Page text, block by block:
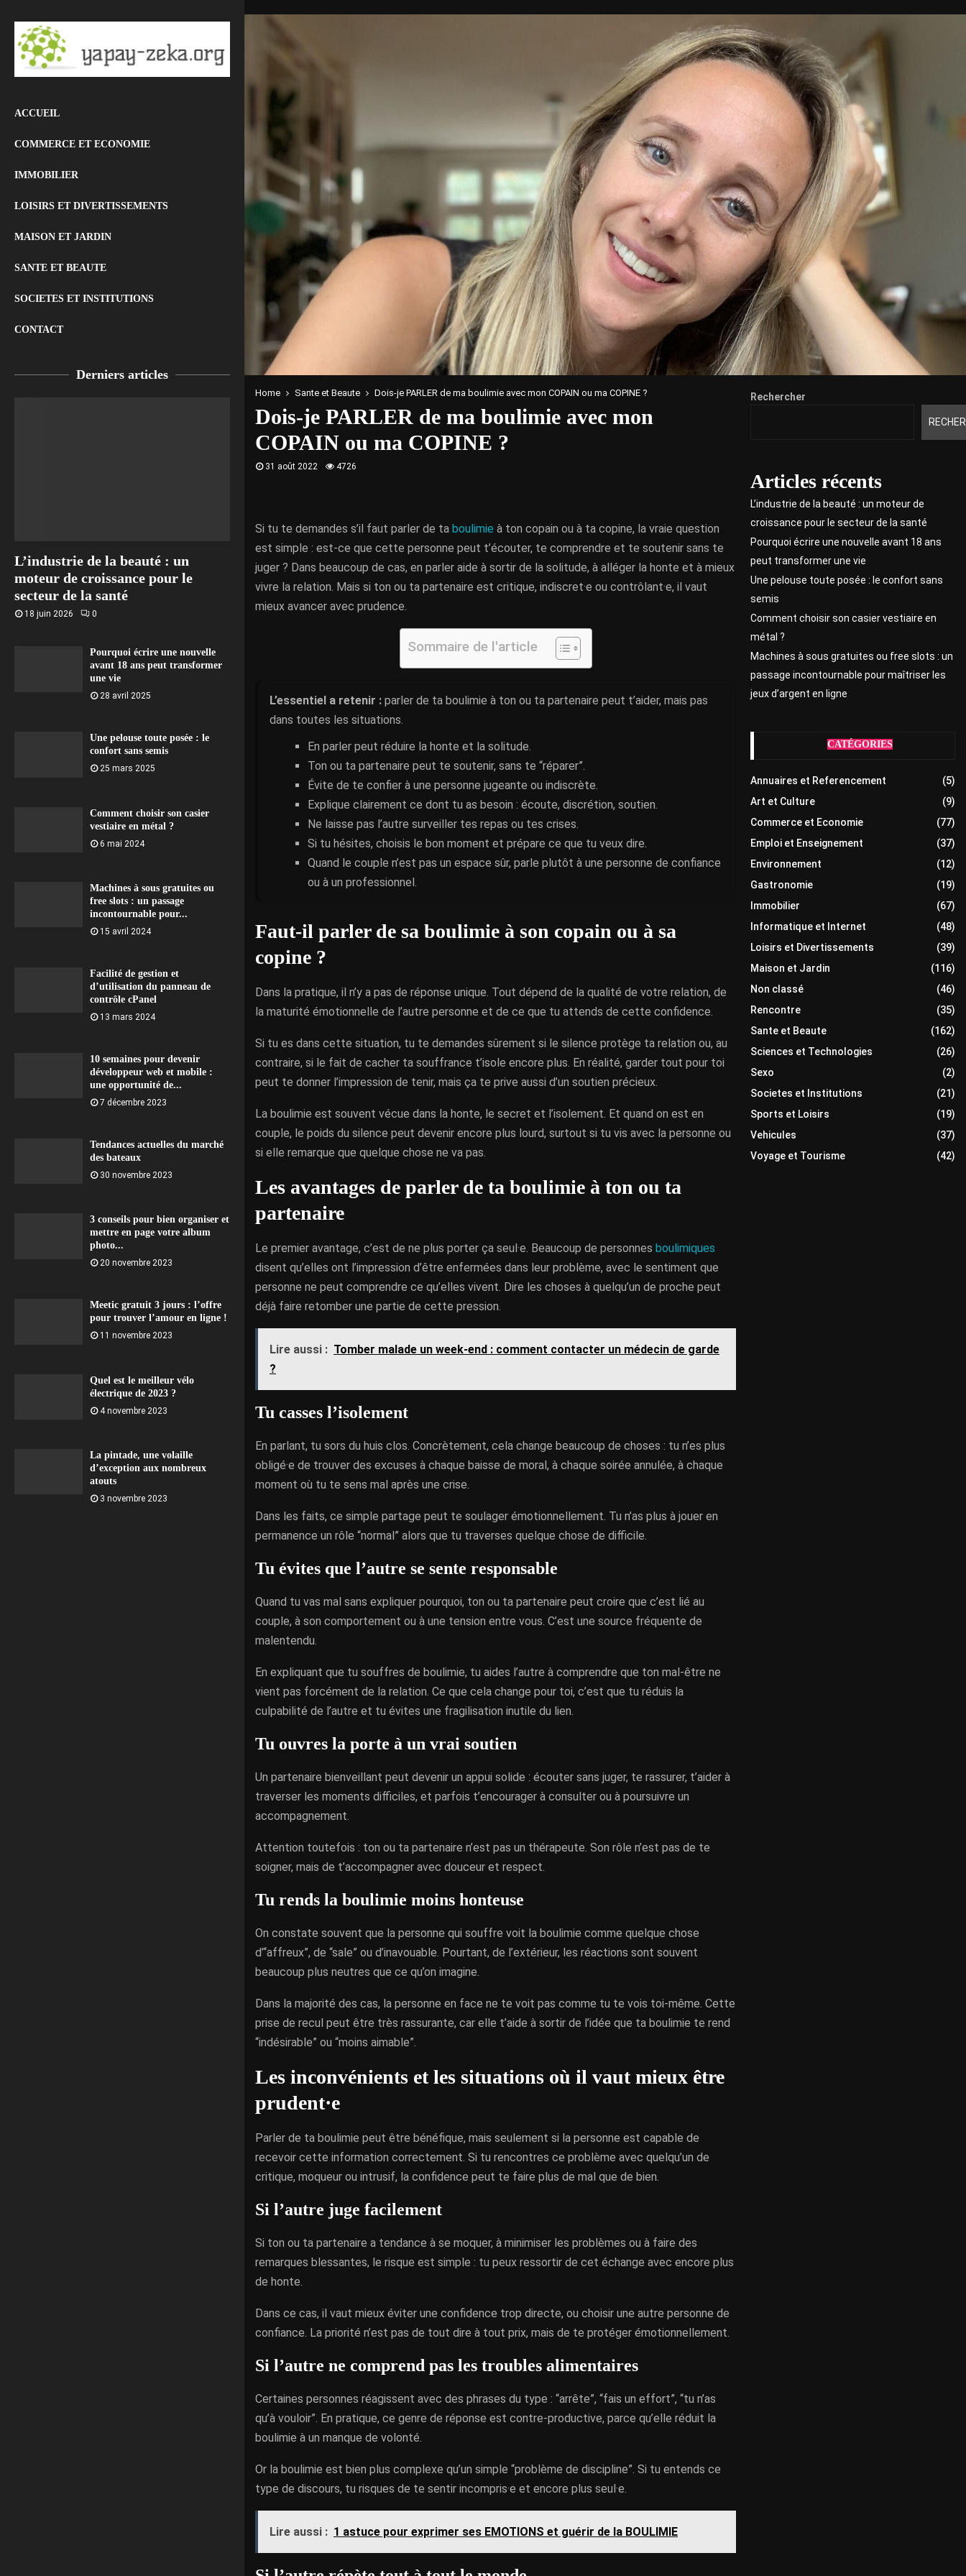
ACCUEIL
COMMERCE ET ECONOMIE
IMMOBILIER
LOISIRS ET DIVERTISSEMENTS
MAISON ET JARDIN
SANTE ET BEAUTE
SOCIETES ET INSTITUTIONS
CONTACT
Derniers articles
L’industrie de la beauté : un
moteur de croissance pour le
secteur de la santé
18 juin 2026 0
Pourquoi écrire une nouvelle
avant 18 ans peut transformer
une vie
28 avril 2025
Une pelouse toute posée : le
confort sans semis
25 mars 2025
Comment choisir son casier
vestiaire en métal ?
6 mai 2024
Machines à sous gratuites ou
free slots : un passage
incontournable pour...
15 avril 2024
Facilité de gestion et
d’utilisation du panneau de
contrôle cPanel
13 mars 2024
10 semaines pour devenir
développeur web et mobile :
une opportunité de...
7 décembre 2023
Tendances actuelles du marché
des bateaux
30 novembre 2023
3 conseils pour bien organiser et
mettre en page votre album
photo...
20 novembre 2023
Meetic gratuit 3 jours : l’offre
pour trouver l’amour en ligne !
11 novembre 2023
Quel est le meilleur vélo
électrique de 2023 ?
4 novembre 2023
La pintade, une volaille
d’exception aux nombreux
atouts
3 novembre 2023
Home Sante et Beaute Dois-je PARLER de ma boulimie avec mon COPAIN ou ma COPINE ?
Dois-je PARLER de ma boulimie avec mon
COPAIN ou ma COPINE ?
31 août 2022 4726
Si tu te demandes s’il faut parler de ta boulimie à ton copain ou à ta copine, la vraie question
est simple : est-ce que cette personne peut t’écouter, te comprendre et te soutenir sans te
juger ? Dans beaucoup de cas, en parler aide à sortir de la solitude, à alléger la honte et à mieux
vivre la relation. Mais si ton ou ta partenaire est critique, indiscret·e ou contrôlant·e, il vaut
mieux avancer avec prudence.
Sommaire de l'article
L’essentiel a retenir : parler de ta boulimie à ton ou ta partenaire peut t’aider, mais pas
dans toutes les situations.
En parler peut réduire la honte et la solitude.
Ton ou ta partenaire peut te soutenir, sans te “réparer”.
Évite de te confier à une personne jugeante ou indiscrète.
Explique clairement ce dont tu as besoin : écoute, discrétion, soutien.
Ne laisse pas l’autre surveiller tes repas ou tes crises.
Si tu hésites, choisis le bon moment et prépare ce que tu veux dire.
Quand le couple n’est pas un espace sûr, parle plutôt à une personne de confiance
ou à un professionnel.
Faut-il parler de sa boulimie à son copain ou à sa
copine ?
Dans la pratique, il n’y a pas de réponse unique. Tout dépend de la qualité de votre relation, de
la maturité émotionnelle de l’autre personne et de ce que tu attends de cette confidence.
Si tu es dans cette situation, tu te demandes sûrement si le silence protège ta relation ou, au
contraire, si le fait de cacher ta souffrance t’isole encore plus. En réalité, garder tout pour toi
peut te donner l’impression de tenir, mais ça te prive aussi d’un soutien précieux.
La boulimie est souvent vécue dans la honte, le secret et l’isolement. Et quand on est en
couple, le poids du silence peut devenir encore plus lourd, surtout si tu vis avec la personne ou
si elle remarque que quelque chose ne va pas.
Les avantages de parler de ta boulimie à ton ou ta
partenaire
Le premier avantage, c’est de ne plus porter ça seul·e. Beaucoup de personnes boulimiques
disent qu’elles ont l’impression d’être enfermées dans leur problème, avec le sentiment que
personne ne peut comprendre ce qu’elles vivent. Dire les choses à quelqu’un de proche peut
déjà faire retomber une partie de cette pression.
Lire aussi : Tomber malade un week-end : comment contacter un médecin de garde
?
Tu casses l’isolement
En parlant, tu sors du huis clos. Concrètement, cela change beaucoup de choses : tu n’es plus
obligé·e de trouver des excuses à chaque baisse de moral, à chaque soirée annulée, à chaque
moment où tu te sens mal après une crise.
Dans les faits, ce simple partage peut te soulager émotionnellement. Tu n’as plus à jouer en
permanence un rôle “normal” alors que tu traverses quelque chose de difficile.
Tu évites que l’autre se sente responsable
Quand tu vas mal sans expliquer pourquoi, ton ou ta partenaire peut croire que c’est lié au
couple, à son comportement ou à une tension entre vous. C’est une source fréquente de
malentendu.
En expliquant que tu souffres de boulimie, tu aides l’autre à comprendre que ton mal-être ne
vient pas forcément de la relation. Ce que cela change pour toi, c’est que tu réduis la
culpabilité de l’autre et tu évites une fragilisation inutile du lien.
Tu ouvres la porte à un vrai soutien
Un partenaire bienveillant peut devenir un appui solide : écouter sans juger, te rassurer, t’aider à
traverser les moments difficiles, et parfois t’encourager à consulter ou à poursuivre un
accompagnement.
Attention toutefois : ton ou ta partenaire n’est pas un thérapeute. Son rôle n’est pas de te
soigner, mais de t’accompagner avec douceur et respect.
Tu rends la boulimie moins honteuse
On constate souvent que la personne qui souffre voit la boulimie comme quelque chose
d’“affreux”, de “sale” ou d’inavouable. Pourtant, de l’extérieur, les réactions sont souvent
beaucoup plus neutres que ce qu’on imagine.
Dans la majorité des cas, la personne en face ne te voit pas comme tu te vois toi-même. Cette
prise de recul peut être très rassurante, car elle t’aide à sortir de l’idée que ta boulimie te rend
“indésirable” ou “moins aimable”.
Les inconvénients et les situations où il vaut mieux être
prudent·e
Parler de ta boulimie peut être bénéfique, mais seulement si la personne est capable de
recevoir cette information correctement. Si tu rencontres ce problème avec quelqu’un de
critique, moqueur ou intrusif, la confidence peut te faire plus de mal que de bien.
Si l’autre juge facilement
Si ton ou ta partenaire a tendance à se moquer, à minimiser les problèmes ou à faire des
remarques blessantes, le risque est simple : tu peux ressortir de cet échange avec encore plus
de honte.
Dans ce cas, il vaut mieux éviter une confidence trop directe, ou choisir une autre personne de
confiance. La priorité n’est pas de tout dire à tout prix, mais de te protéger émotionnellement.
Si l’autre ne comprend pas les troubles alimentaires
Certaines personnes réagissent avec des phrases du type : “arrête”, “fais un effort”, “tu n’as
qu’à vouloir”. En pratique, ce genre de réponse est contre-productive, parce qu’elle réduit la
boulimie à un manque de volonté.
Or la boulimie est bien plus complexe qu’un simple “problème de discipline”. Si tu entends ce
type de discours, tu risques de te sentir incompris·e et encore plus seul·e.
Lire aussi : 1 astuce pour exprimer ses EMOTIONS et guérir de la BOULIMIE
Rechercher
Articles récents
L’industrie de la beauté : un moteur de
croissance pour le secteur de la santé
Pourquoi écrire une nouvelle avant 18 ans
peut transformer une vie
Une pelouse toute posée : le confort sans
semis
Comment choisir son casier vestiaire en
métal ?
Machines à sous gratuites ou free slots : un
passage incontournable pour maîtriser les
jeux d’argent en ligne
CATÉGORIES
Annuaires et Referencement
(5)
Art et Culture
(9)
Commerce et Economie
(77)
Emploi et Enseignement
(37)
Environnement
(12)
Gastronomie
(19)
Immobilier
(67)
Informatique et Internet
(48)
Loisirs et Divertissements
(39)
Maison et Jardin
(116)
Non classé
(46)
Rencontre
(35)
Sante et Beaute
(162)
Sciences et Technologies
(26)
Sexo
(2)
Societes et Institutions
(21)
Sports et Loisirs
(19)
Vehicules
(37)
Voyage et Tourisme
(42)